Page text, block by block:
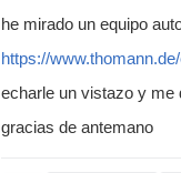
he mirado un equipo
https://
echarle un vistazo y me
gracias de antemano